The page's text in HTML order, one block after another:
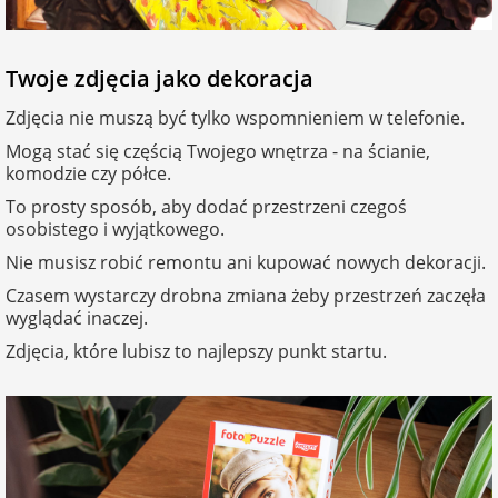
personalizowane
Torby
personalizowane
Poduszki ze
zdjęciem
Fotografie
Naklejki i
naprasowanki
imienne
Bombki ze
zdjęciem
na 40 urodziny
na 50 urodziny
na wesele
na rocznicę
ślubu
na rozpoczęcie
szkoły
szkoły
na pamiątkę z
dla miłośników
kotów
dla miłośników
psów
dla brata
dla siostry
dla chłopaka
Twoje zdjęcia jako dekoracja
Zdjęcia nie muszą być tylko wspomnieniem w telefonie.
Mogą stać się częścią Twojego wnętrza - na ścianie,
komodzie czy półce.
To prosty sposób, aby dodać przestrzeni czegoś
osobistego i wyjątkowego.
Nie musisz robić remontu ani kupować nowych dekoracji.
Czasem wystarczy drobna zmiana żeby przestrzeń zaczęła
wyglądać inaczej.
Zdjęcia, które lubisz to najlepszy punkt startu.